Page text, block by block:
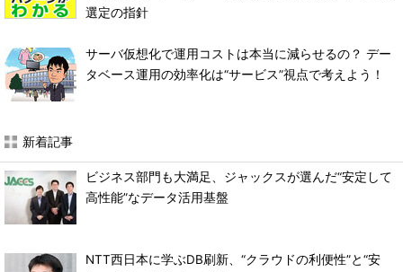
選定の指針
サーバ仮想化で運用コストは本当に減らせるの？ デー
タベース運用の効率化は“サービス”視点で考えよう！
新着記事
ビジネス部門も大満足、ジャックスが選んだ“安定して
高性能”なデータ活用基盤
NTT西日本に学ぶDB刷新、“クラウドの利便性”と“安